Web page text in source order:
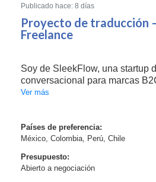
Publicado hace: 8 días
Proyecto de traducción
Freelance
Soy de SleekFlow, una startup
conversacional para marcas
de 2026 y buscamos un socio
una colabor...
Ver más
Países de preferencia:
México, Colombia, Perú, Chile
Presupuesto:
Abierto a negociación